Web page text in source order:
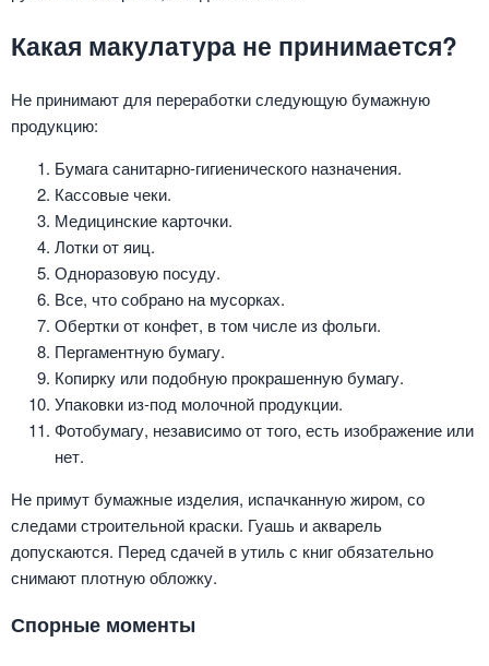
Какая макулатура не принимается?
Не принимают для переработки следующую бумажную
продукцию:
Бумага санитарно-гигиенического назначения.
Кассовые чеки.
Медицинские карточки.
Лотки от яиц.
Одноразовую посуду.
Все, что собрано на мусорках.
Обертки от конфет, в том числе из фольги.
Пергаментную бумагу.
Копирку или подобную прокрашенную бумагу.
Упаковки из-под молочной продукции.
Фотобумагу, независимо от того, есть изображение или
нет.
Не примут бумажные изделия, испачканную жиром, со
следами строительной краски. Гуашь и акварель
допускаются. Перед сдачей в утиль с книг обязательно
снимают плотную обложку.
Спорные моменты